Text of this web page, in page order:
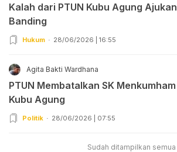
Kalah dari PTUN Kubu Agung Ajukan
Banding
Hukum 28/06/2026 | 16:55
Agita Bakti Wardhana
PTUN Membatalkan SK Menkumham
Kubu Agung
Politik 28/06/2026 | 07:55
Sudah ditampilkan semua